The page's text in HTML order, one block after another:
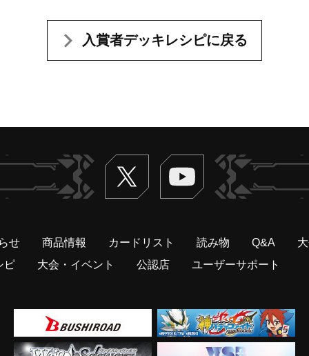
入賞者デッキレシピに戻る
Twitter ヴァンガードch
せ 商品情報 カードリスト 読み物 Q&A
ピ
大会・イベント 公認店 ユーザーサポート